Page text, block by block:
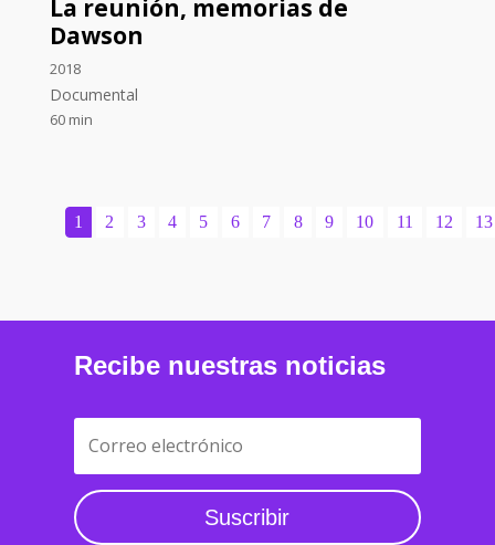
La reunión, memorias de
Dawson
2018
Documental
60 min
1 2 3 4 5 6 7 8 9 10 11 12 13
Recibe nuestras noticias
Suscribir